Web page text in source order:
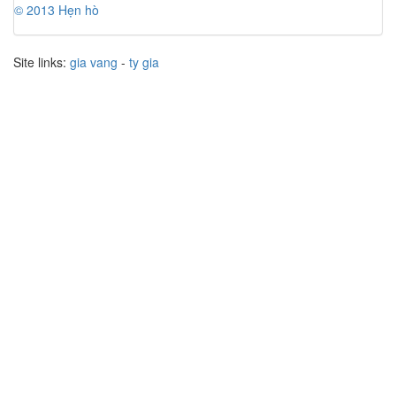
© 2013 Hẹn hò
Site links: gia vang - ty gia